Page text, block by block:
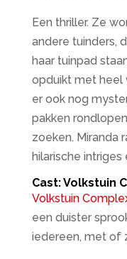
Een thriller. Ze
andere tuinders,
haar tuinpad
opduikt met heel
er ook nog
pakken
zoeken. Miranda
hilarische
Cast: Volkstuin
Volkstuin
een duister
iedereen, met of